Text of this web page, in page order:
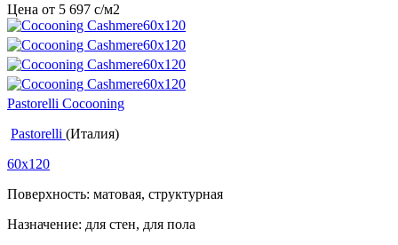
Цена от 5 697 c/м2
Pastorelli Cocooning
Pastorelli (Италия)
60x120
Поверхность: матовая, структурная
Назначение: для стен, для пола